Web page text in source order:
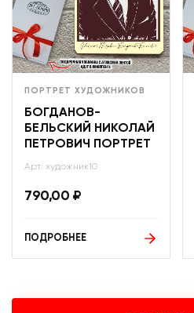
ПОРТРЕТ ХУДОЖНИКОВ
БОГДАНОВ-
БЕЛЬСКИЙ НИКОЛАЙ
ПЕТРОВИЧ ПОРТРЕТ
Арт: художник10
790,00 ₽
ПОДРОБНЕЕ